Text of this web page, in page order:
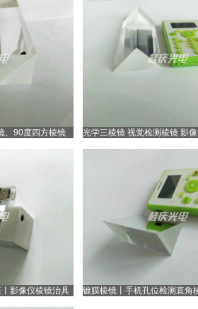
、90度四方棱镜 光学三棱镜 视觉检测棱镜 影
影像仪棱镜治具 镀膜棱镜丨手机孔位检测直角